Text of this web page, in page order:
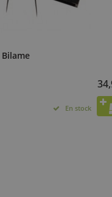
En stock